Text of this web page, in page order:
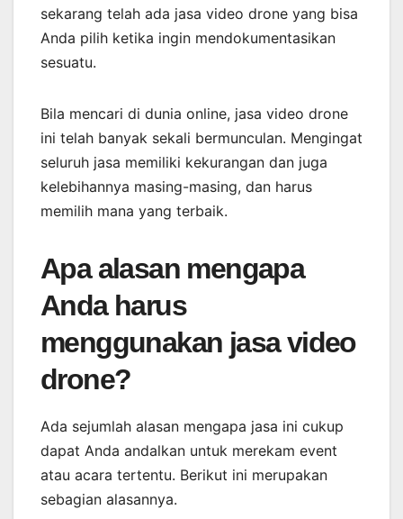
sekarang telah ada jasa video drone yang bisa
Anda pilih ketika ingin mendokumentasikan
sesuatu.
Bila mencari di dunia online, jasa video drone
ini telah banyak sekali bermunculan. Mengingat
seluruh jasa memiliki kekurangan dan juga
kelebihannya masing-masing, dan harus
memilih mana yang terbaik.
Apa alasan mengapa
Anda harus
menggunakan jasa video
drone?
Ada sejumlah alasan mengapa jasa ini cukup
dapat Anda andalkan untuk merekam event
atau acara tertentu. Berikut ini merupakan
sebagian alasannya.